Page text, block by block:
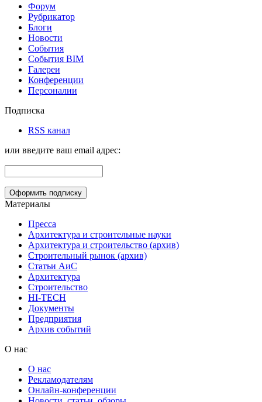
Форум
Рубрикатор
Блоги
Новости
События
События BIM
Галереи
Конференции
Персоналии
Подписка
RSS канал
или введите ваш email адрес:
Материалы
Пресса
Архитектура и строительные науки
Архитектура и строительство (архив)
Строительный рынок (архив)
Статьи АиС
Архитектура
Строительство
HI-TECH
Документы
Предприятия
Архив событий
О нас
О нас
Рекламодателям
Онлайн-конференции